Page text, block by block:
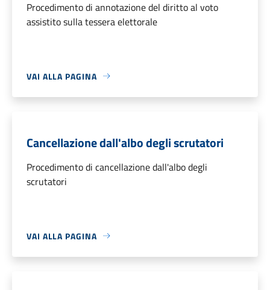
Procedimento di annotazione del diritto al voto
assistito sulla tessera elettorale
VAI ALLA PAGINA
Cancellazione dall'albo degli scrutatori
Procedimento di cancellazione dall'albo degli
scrutatori
VAI ALLA PAGINA